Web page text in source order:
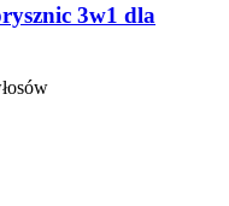
3w1 dla